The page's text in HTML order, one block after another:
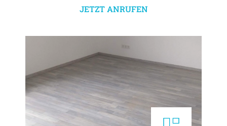
JETZT ANRUFEN